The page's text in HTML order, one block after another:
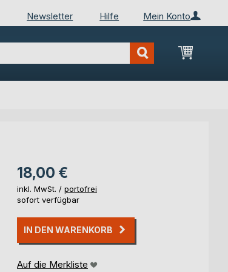
Mein Konto
Newsletter Hilfe
Mein
18,00 €
inkl. MwSt. / portofrei
sofort verfügbar
IN DEN WARENKORB
Auf die Merkliste